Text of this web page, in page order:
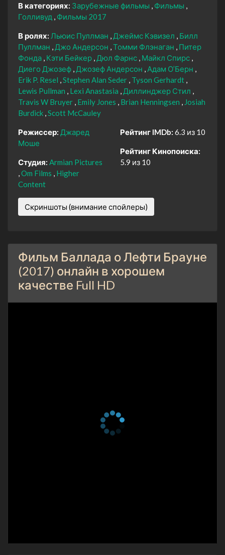
В категориях: Зарубежные фильмы
Фильмы
Голливуд
Фильмы 2017
В ролях: Льюис Пуллман Джеймс Кэвизел
Билл
Пуллман
Джо Андерсон Томми Флэнаган
Питер
Фонда Кэти Бейкер Дюл Фарнс Майкл Спирс
Диего Джозеф
Джозеф Андерсон
Адам О’Берн
Erik P. Resel Stephen Alan Seder Tyson Gerhardt
Lewis Pullman
Lexi Anastasia
Диллинджер Стил
Travis W Bruyer Emily Jones Brian Henningsen
Josiah
Burdick Scott McCauley
Режиссер: Джаред
Моше
Студия: Armian Pictures
Om Films
Higher
Content
Рейтинг IMDb: 6.3 из 10
Рейтинг Кинопоиска:
5.9 из 10
Скриншоты (внимание спойлеры)
Фильм Баллада о Лефти Брауне
(2017) онлайн в хорошем
качестве Full HD